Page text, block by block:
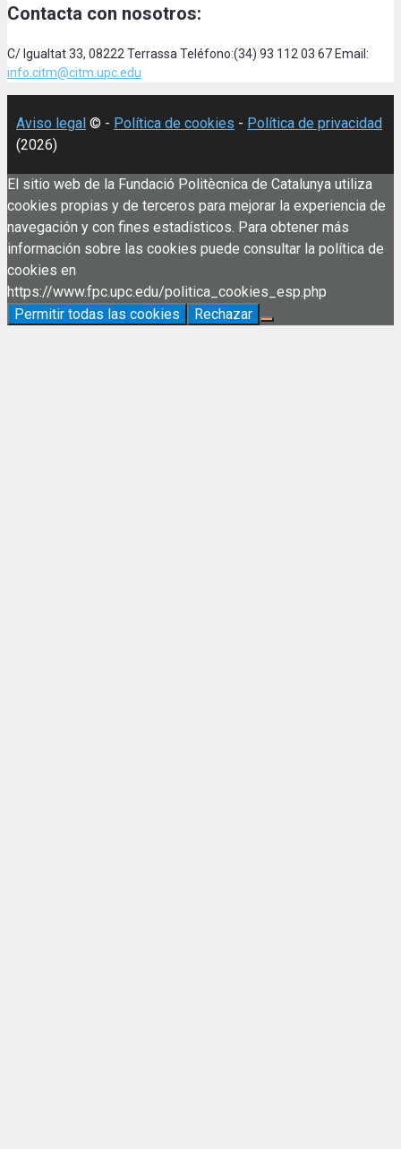
Contacta con nosotros:
C/ Igualtat 33, 08222 Terrassa Teléfono:(34) 93 112 03 67 Email:
info.citm@citm.upc.edu
Aviso legal © - Política de cookies - Política de privacidad
(2026)
El sitio web de la Fundació Politècnica de Catalunya utiliza
cookies propias y de terceros para mejorar la experiencia de
navegación y con fines estadísticos. Para obtener más
información sobre las cookies puede consultar la política de
cookies en
https://www.fpc.upc.edu/politica_cookies_esp.php
Permitir todas las cookies
Rechazar